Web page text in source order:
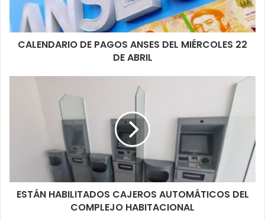
CALENDARIO DE PAGOS ANSES DEL MIÉRCOLES 22
DE ABRIL
ESTÁN HABILITADOS CAJEROS AUTOMÁTICOS DEL
COMPLEJO HABITACIONAL